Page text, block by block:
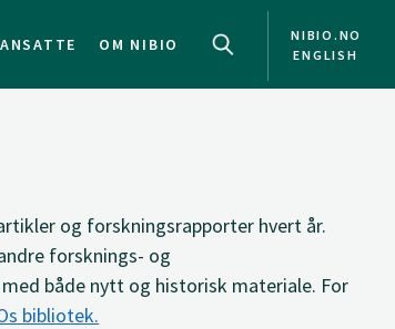
ANSATTE OM NIBIO
NIBIO.NO
ENGLISH
og forskningsrapporter hvert år.
forsknings- og
både nytt og historisk materiale. For
bibliotek.